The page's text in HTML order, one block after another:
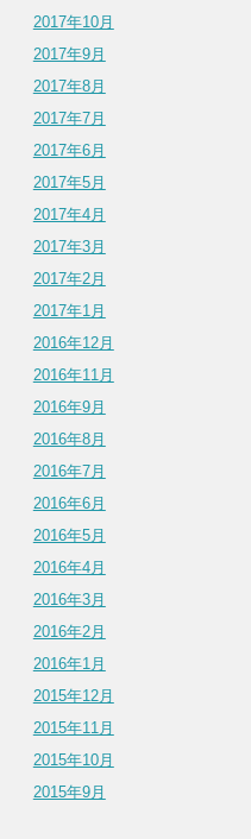
2017年10月
2017年9月
2017年8月
2017年7月
2017年6月
2017年5月
2017年4月
2017年3月
2017年2月
2017年1月
2016年12月
2016年11月
2016年9月
2016年8月
2016年7月
2016年6月
2016年5月
2016年4月
2016年3月
2016年2月
2016年1月
2015年12月
2015年11月
2015年10月
2015年9月